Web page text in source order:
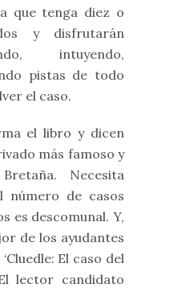
que tenga diez o
y disfrutarán
intuyendo,
pistas de todo
el caso.
el libro y dicen
más famoso y
Necesita
número de casos
es descomunal. Y,
de los ayudantes
El caso del
lector candidato